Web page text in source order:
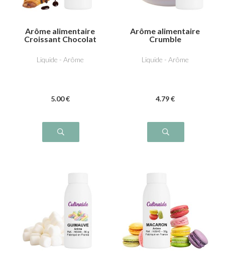
Arôme alimentaire
Croissant Chocolat
Liquide - Arôme
5.00 €
Arôme alimentaire
Crumble
Liquide - Arôme
4.79 €